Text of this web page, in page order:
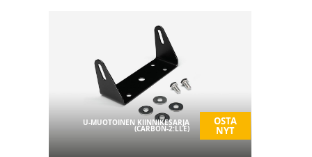
U-MUOTOINEN KIINNIKESARJA
(CARBON-2:LLE)
OSTA
NYT